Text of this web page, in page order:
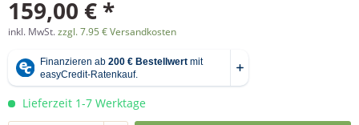
159,00 € *
inkl. MwSt.zzgl. 7.95 € Versandkosten
Lieferzeit 1-7 Werktage